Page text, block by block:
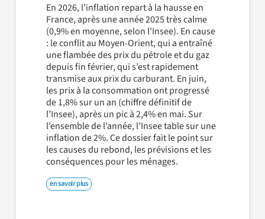
En 2026, l’inflation repart à la hausse en
France, après une année 2025 très calme
(0,9% en moyenne, selon l’Insee). En cause
: le conflit au Moyen-Orient, qui a entraîné
une flambée des prix du pétrole et du gaz
depuis fin février, qui s’est rapidement
transmise aux prix du carburant. En juin,
les prix à la consommation ont progressé
de 1,8% sur un an (chiffre définitif de
l’Insee), après un pic à 2,4% en mai. Sur
l’ensemble de l’année, l’Insee table sur une
inflation de 2%. Ce dossier fait le point sur
les causes du rebond, les prévisions et les
conséquences pour les ménages.
en savoir plus